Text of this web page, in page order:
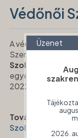
Védőnői
A védőnői ellátást
Szent János
Szolgálata
egyes
2022. évi LXXII.
További
Szolgálat
Üzenet
2026.